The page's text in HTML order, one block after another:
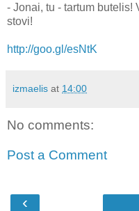
- Jonai, tu - tartum butelis!
stovi!
http://goo.gl/esNtK
izmaelis at 14:00
No comments:
Post a Comment
‹